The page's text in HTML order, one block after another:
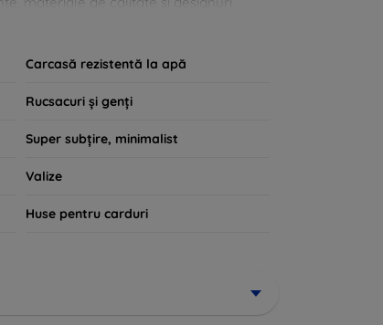
Carcasă rezistentă la apă
Rucsacuri și genți
Super subțire, minimalist
Valize
Huse pentru carduri